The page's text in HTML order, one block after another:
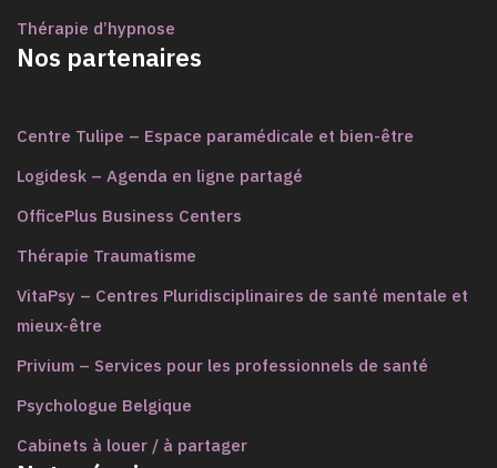
Thérapie d’hypnose
Nos partenaires
Centre Tulipe – Espace paramédicale et bien-être
Logidesk – Agenda en ligne partagé
OfficePlus Business Centers
Thérapie Traumatisme
VitaPsy – Centres Pluridisciplinaires de santé mentale et
mieux-être
Privium – Services pour les professionnels de santé
Psychologue Belgique
Cabinets à louer / à partager